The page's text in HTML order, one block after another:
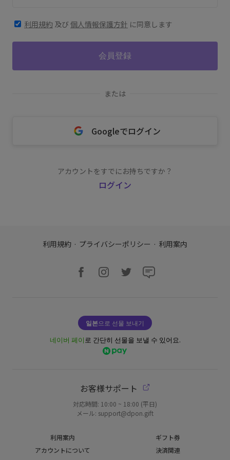
利用規約 及び個人情報保護方針 に同意します
会員登録
または
Googleでログイン
アカウントをすでにお持ちですか？
ログイン
利用規約 · プライバシーポリシー · 利用案内
일본으로 선물 보내기
네이버 페이로 간단히 선물을 보낼 수 있어요.
お客様サポート
対応時間: 10:00 ~ 18:00 (平日)
メール: support@dpon.gift
利用案内
ギフト券
アカウントについて
決済関連